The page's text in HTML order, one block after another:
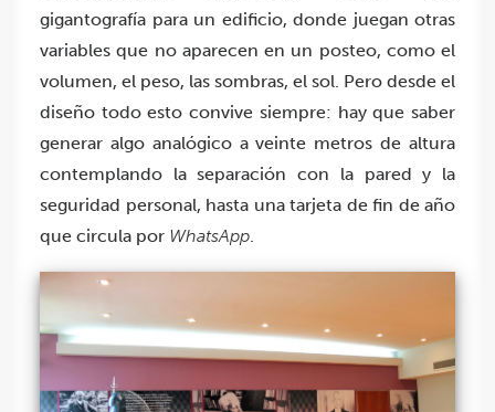
gigantografía para un edificio, donde juegan otras
variables que no aparecen en un posteo, como el
volumen, el peso, las sombras, el sol. Pero desde el
diseño todo esto convive siempre: hay que saber
generar algo analógico a veinte metros de altura
contemplando la separación con la pared y la
seguridad personal, hasta una tarjeta de fin de año
que circula por WhatsApp